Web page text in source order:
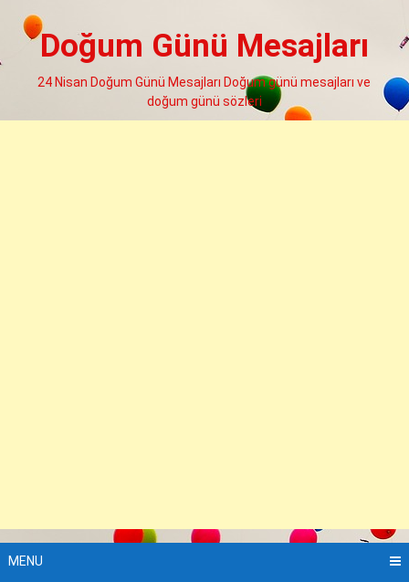
Doğum Günü Mesajları
24 Nisan Doğum Günü Mesajları Doğum günü mesajları ve
doğum günü sözleri
MENU